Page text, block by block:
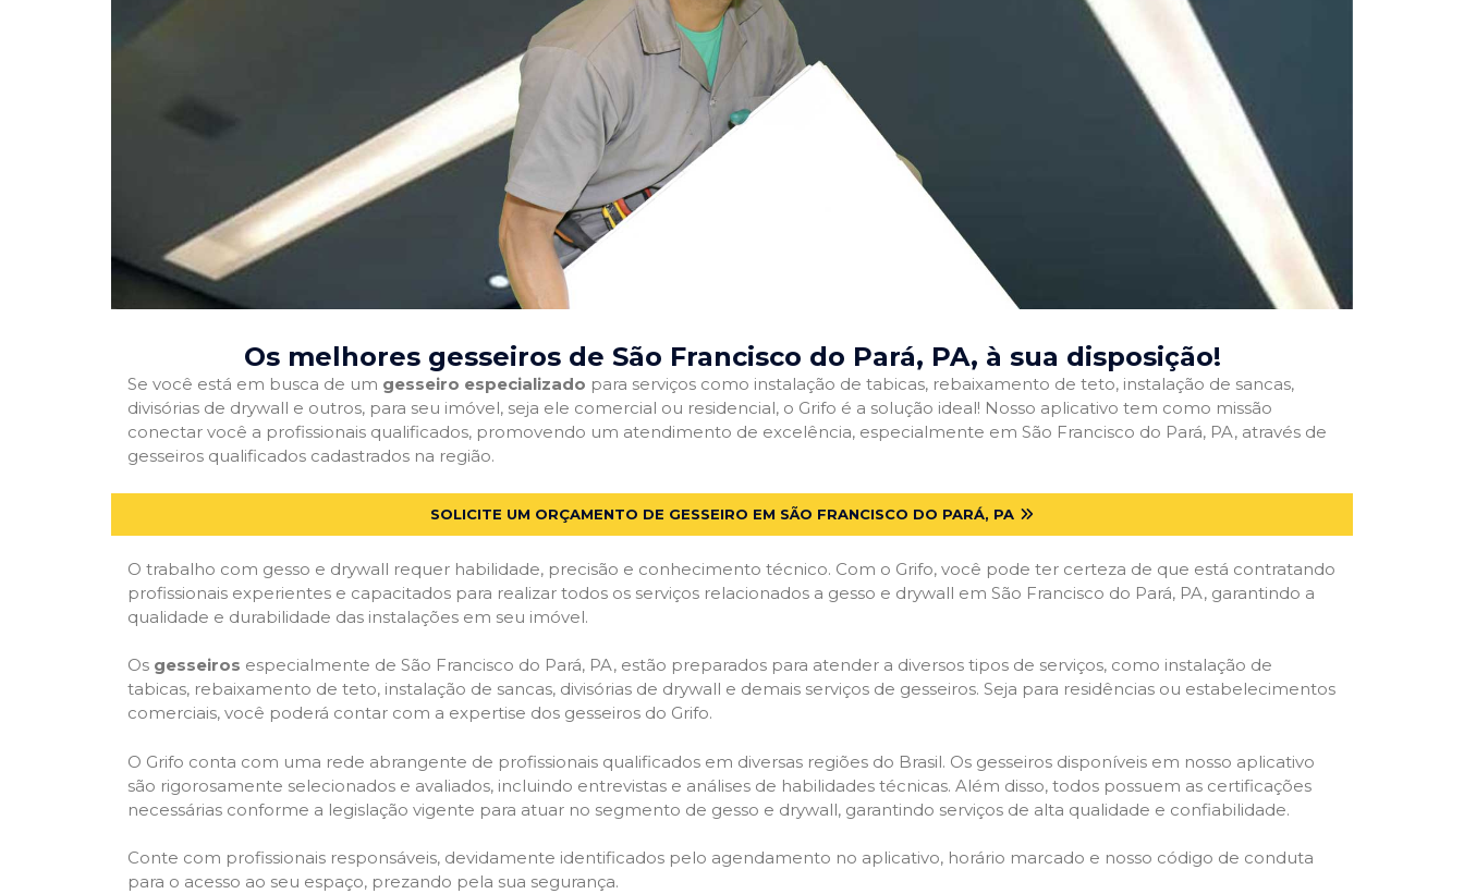
Os melhores gesseiros de São Francisco do Pará, PA, à sua disposição!
Se você está em busca de um gesseiro especializado para serviços como instalação de tabicas, rebaixamento de teto, instalação de sancas,
divisórias de drywall e outros, para seu imóvel, seja ele comercial ou residencial, o Grifo é a solução ideal! Nosso aplicativo tem como missão
conectar você a profissionais qualificados, promovendo um atendimento de excelência, especialmente em São Francisco do Pará, PA, através de
gesseiros qualificados cadastrados na região.
SOLICITE UM ORÇAMENTO DE GESSEIRO EM SÃO FRANCISCO DO PARÁ, PA
O trabalho com gesso e drywall requer habilidade, precisão e conhecimento técnico. Com o Grifo, você pode ter certeza de que está contratando
profissionais experientes e capacitados para realizar todos os serviços relacionados a gesso e drywall em São Francisco do Pará, PA, garantindo a
qualidade e durabilidade das instalações em seu imóvel.
Os gesseiros especialmente de São Francisco do Pará, PA, estão preparados para atender a diversos tipos de serviços, como instalação de
tabicas, rebaixamento de teto, instalação de sancas, divisórias de drywall e demais serviços de gesseiros. Seja para residências ou estabelecimentos
comerciais, você poderá contar com a expertise dos gesseiros do Grifo.
O Grifo conta com uma rede abrangente de profissionais qualificados em diversas regiões do Brasil. Os gesseiros disponíveis em nosso aplicativo
são rigorosamente selecionados e avaliados, incluindo entrevistas e análises de habilidades técnicas. Além disso, todos possuem as certificações
necessárias conforme a legislação vigente para atuar no segmento de gesso e drywall, garantindo serviços de alta qualidade e confiabilidade.
Conte com profissionais responsáveis, devidamente identificados pelo agendamento no aplicativo, horário marcado e nosso código de conduta
para o acesso ao seu espaço, prezando pela sua segurança.